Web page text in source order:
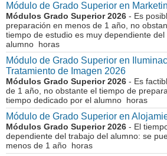
Módulo de Grado Superior en
Módulos Grado Superior 2026 - Es
preparación en menos de 1 año, no
tiempo de estudio es muy dependiente
alumno horas
Módulo de Grado Superior en
Tratamiento de Imagen 2026
Módulos Grado Superior 2026 - Es
de 1 año, no obstante el tiempo de
tiempo dedicado por el alumno horas
Módulo de Grado Superior en
Módulos Grado Superior 2026 - El
dependiente del trabajo del alumno: se
menos de 1 año horas